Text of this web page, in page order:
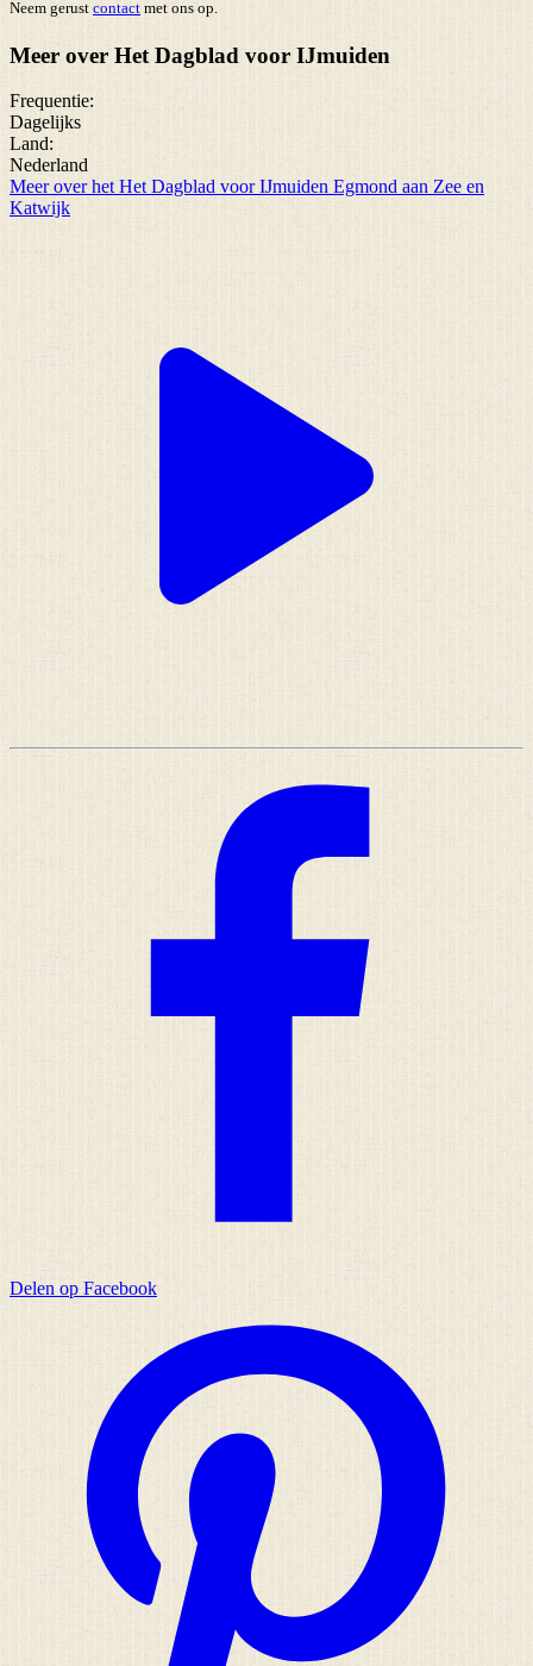
Neem gerust contact met ons op.
Meer over Het Dagblad voor IJmuiden
Frequentie:
Dagelijks
Land:
Nederland
Meer over het Het Dagblad voor IJmuiden Egmond aan Zee en
Katwijk
Delen op Facebook